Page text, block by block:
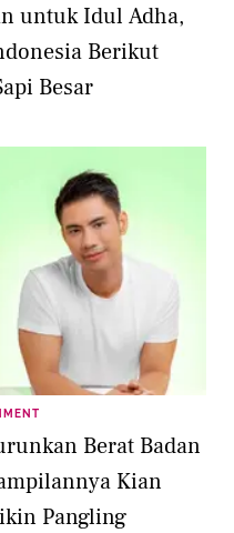
untuk Idul Adha,
Berikut
Besar
Berat Badan
Kian
Pangling